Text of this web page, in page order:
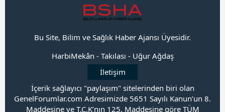
Bu Site, Bilim ve Sağlık Haber Ajansı Üyesidir.
HarbiMekân - Takılası - Uğur Ağdaş
İletişim
İçerik sağlayıcı "paylaşım" sitelerinden biri olan
GenelForumlar.com Adresimizde 5651 Sayılı Kanun’un 8.
Maddesine ve T.C.K’nın 125. Maddesine göre TÜM